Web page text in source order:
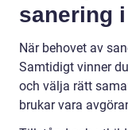
sanering
När behovet av
Samtidigt vinner
och välja rätt
brukar vara